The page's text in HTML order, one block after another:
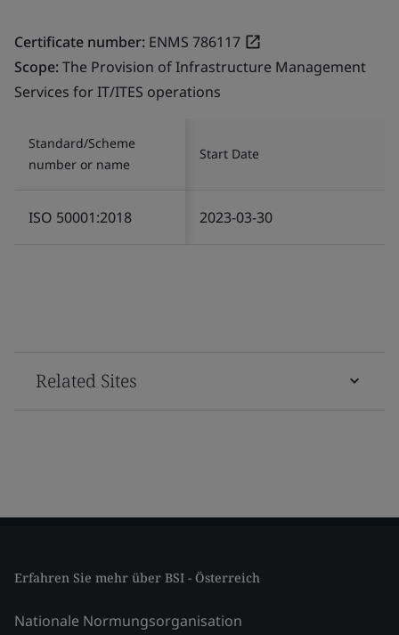
Certificate number: ENMS 786117
Scope:The Provision of Infrastructure Management
Services for IT/ITES operations
Standard/Scheme
number or name
Start Date
ISO 50001:2018 2023-03-30
Related Sites
Erfahren Sie mehr über BSI - Österreich
Nationale Normungsorganisation